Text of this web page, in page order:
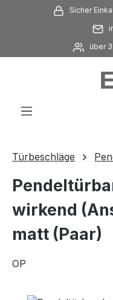
Zum HauptinhaltSicher
über
Türbeschläge
wirkend
matt (Paar)
OP